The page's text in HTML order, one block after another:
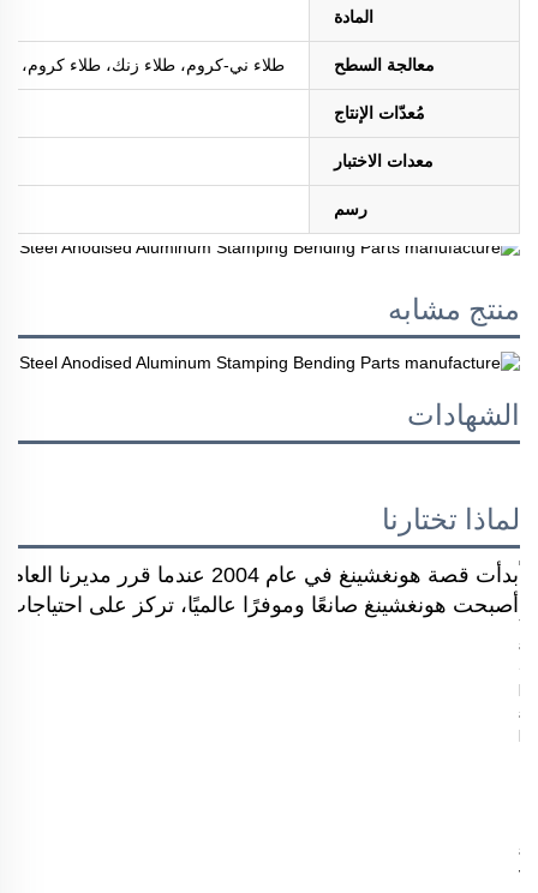
المادة
معالجة السطح طلاء ني-كروم، طلاء زنك، طلاء كروم، طلاء
مُعدّات الإنتاج
معدات الاختبار
رسم
منتج مشابه
الشهادات
لماذا تختارنا
بدأت قصة هونغشينغ في عام
أصبحت هونغشينغ صانعًا وموفرًا عالميًا، تركز على احتياجات